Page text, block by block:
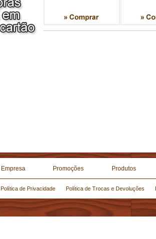
Empresa Promoções Produtos
Política de Privacidade Política de Trocas e Devoluções